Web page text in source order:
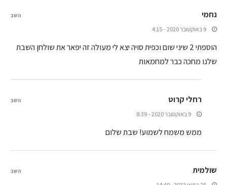
נחמי
9 באוקטובר 2020 - 4:15
הוספתי 2 שיני שום וכפית סויה יצא לי מעולה זה יפאר את שולחן השבת
שלנו מחכה כבר למחמאות
השב
רחלי קרוט
9 באוקטובר 2020 - 8:39
ממש משמח לשמוע! שבת שלום
השב
שולמית השב